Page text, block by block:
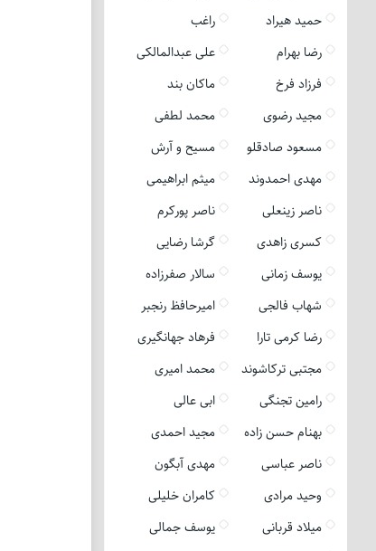
حمید هیراد
راغب
رضا بهرام
علی عبدالمالکی
فرزاد فرخ
ماکان بند
مجید رضوی
محمد لطفی
مسعود صادقلو
مسیح و آرش
مهدی احمدوند
میثم ابراهیمی
ناصر زینعلی
ناصر پورکرم
کسری زاهدی
گرشا رضایی
یوسف زمانی
سالار صفرزاده
شهاب فالجی
امیرحافظ رنجبر
رضا کرمی تارا
فرهاد جهانگیری
مجتبی ترکاشوند
محمد امیری
رامین تجنگی
ابی عالی
بهنام حسن زاده
مجید احمدی
ناصر عباسی
مهدی آبگون
وحید مرادی
کامران خلیلی
میلاد قربانی
یوسف جمالی